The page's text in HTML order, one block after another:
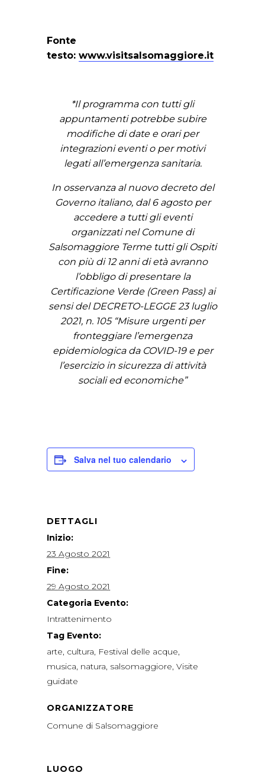
Fonte
testo: www.visitsalsomaggiore.it
*Il programma con tutti gli
appuntamenti potrebbe subire
modifiche di date e orari per
integrazioni eventi o per motivi
legati all’emergenza sanitaria.
In osservanza al nuovo decreto del
Governo italiano, dal 6 agosto per
accedere a tutti gli eventi
organizzati nel Comune di
Salsomaggiore Terme tutti gli Ospiti
con più di 12 anni di età avranno
l’obbligo di presentare la
Certificazione Verde (Green Pass) ai
sensi del DECRETO-LEGGE 23 luglio
2021, n. 105 “Misure urgenti per
fronteggiare l’emergenza
epidemiologica da COVID-19 e per
l’esercizio in sicurezza di attività
sociali ed economiche”
Salva nel tuo calendario
DETTAGLI
Inizio:
23 Agosto 2021
Fine:
29 Agosto 2021
Categoria Evento:
Intrattenimento
Tag Evento:
arte, cultura, Festival delle acque,
musica, natura, salsomaggiore, Visite
guidate
ORGANIZZATORE
Comune di Salsomaggiore
LUOGO